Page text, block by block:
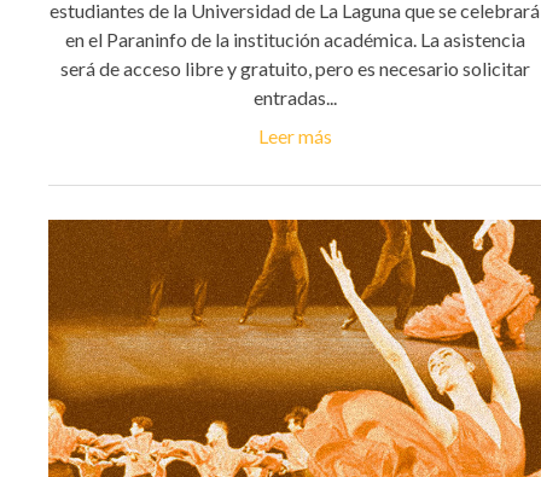
estudiantes de la Universidad de La Laguna que se celebrará
en el Paraninfo de la institución académica. La asistencia
será de acceso libre y gratuito, pero es necesario solicitar
entradas...
Leer más